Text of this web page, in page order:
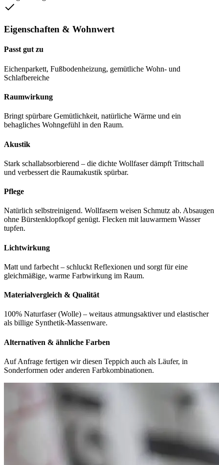
Eigenschaften & Wohnwert
Passt gut zu
Eichenparkett, Fußbodenheizung, gemütliche Wohn- und
Schlafbereiche
Raumwirkung
Bringt spürbare Gemütlichkeit, natürliche Wärme und ein
behagliches Wohngefühl in den Raum.
Akustik
Stark schallabsorbierend – die dichte Wollfaser dämpft Trittschall
und verbessert die Raumakustik spürbar.
Pflege
Natürlich selbstreinigend. Wollfasern weisen Schmutz ab. Absaugen
ohne Bürstenklopfkopf genügt. Flecken mit lauwarmem Wasser
tupfen.
Lichtwirkung
Matt und farbecht – schluckt Reflexionen und sorgt für eine
gleichmäßige, warme Farbwirkung im Raum.
Materialvergleich & Qualität
100% Naturfaser (Wolle) – weitaus atmungsaktiver und elastischer
als billige Synthetik-Massenware.
Alternativen & ähnliche Farben
Auf Anfrage fertigen wir diesen Teppich auch als Läufer, in
Sonderformen oder anderen Farbkombinationen.